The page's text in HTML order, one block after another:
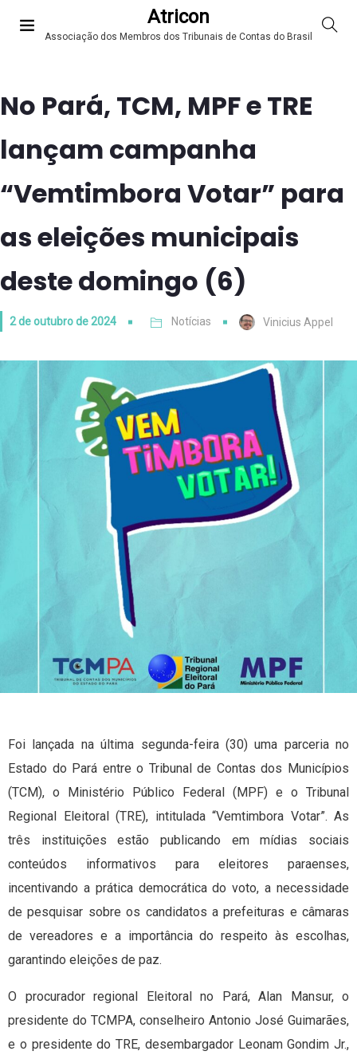
Atricon
Associação dos Membros dos Tribunais de Contas do Brasil
No Pará, TCM, MPF e TRE
lançam campanha
“Vemtimbora Votar” para
as eleições municipais
deste domingo (6)
2 de outubro de 2024 Notícias Vinicius Appel
Foi lançada na última segunda-feira (30) uma parceria no
Estado do Pará entre o Tribunal de Contas dos Municípios
(TCM), o Ministério Público Federal (MPF) e o Tribunal
Regional Eleitoral (TRE), intitulada “Vemtimbora Votar”. As
três instituições estão publicando em mídias sociais
conteúdos informativos para eleitores paraenses,
incentivando a prática democrática do voto, a necessidade
de pesquisar sobre os candidatos a prefeituras e câmaras
de vereadores e a importância do respeito às escolhas,
garantindo eleições de paz.
O procurador regional Eleitoral no Pará, Alan Mansur, o
presidente do TCMPA, conselheiro Antonio José Guimarães,
e o presidente do TRE, desembargador Leonam Gondim Jr.,